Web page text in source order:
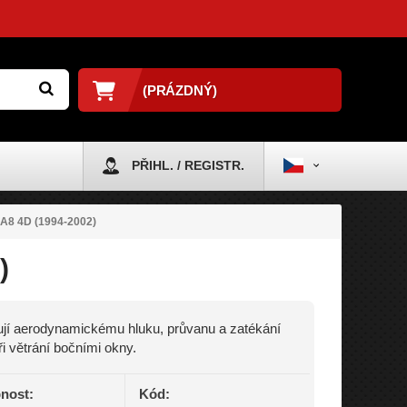
(PRÁZDNÝ)
PŘIHL. / REGISTR.
4D (1994-2002)
aerodynamickému hluku, průvanu a zatékání
větrání bočními okny.
Kód: